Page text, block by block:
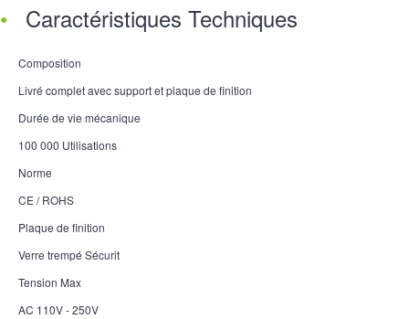
Caractéristiques Techniques
Composition
Livré complet avec support et plaque de finition
Durée de vie mécanique
100 000 Utilisations
Norme
CE / ROHS
Plaque de finition
Verre trempé Sécurit
Tension Max
AC 110V - 250V